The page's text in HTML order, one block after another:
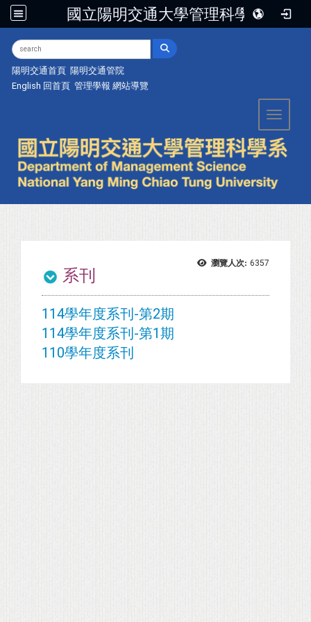
國立陽明交通大學管理科學系
陽明交通首頁 陽明交通管院
English 回首頁 管理學報 網站導覽
Toggle
瀏覽人次: 6357
系刊
114學年度系刊-第2期
114學年度系刊-第1期
110學年度系刊